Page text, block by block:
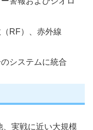
RF）、赤外線
システムに統合
実戦に近い大規模